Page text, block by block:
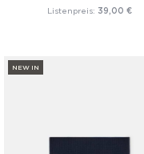
Listenpreis: 39,00 €
NEW IN